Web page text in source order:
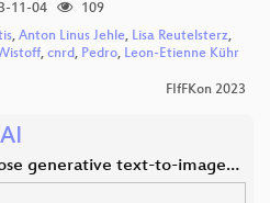
11-04
109
, Anton Linus Jehle, Lisa Reutelsterz,
, cnrd, Pedro, Leon-Etienne Kühr
FIfFKon 2023
generative text-to-image…